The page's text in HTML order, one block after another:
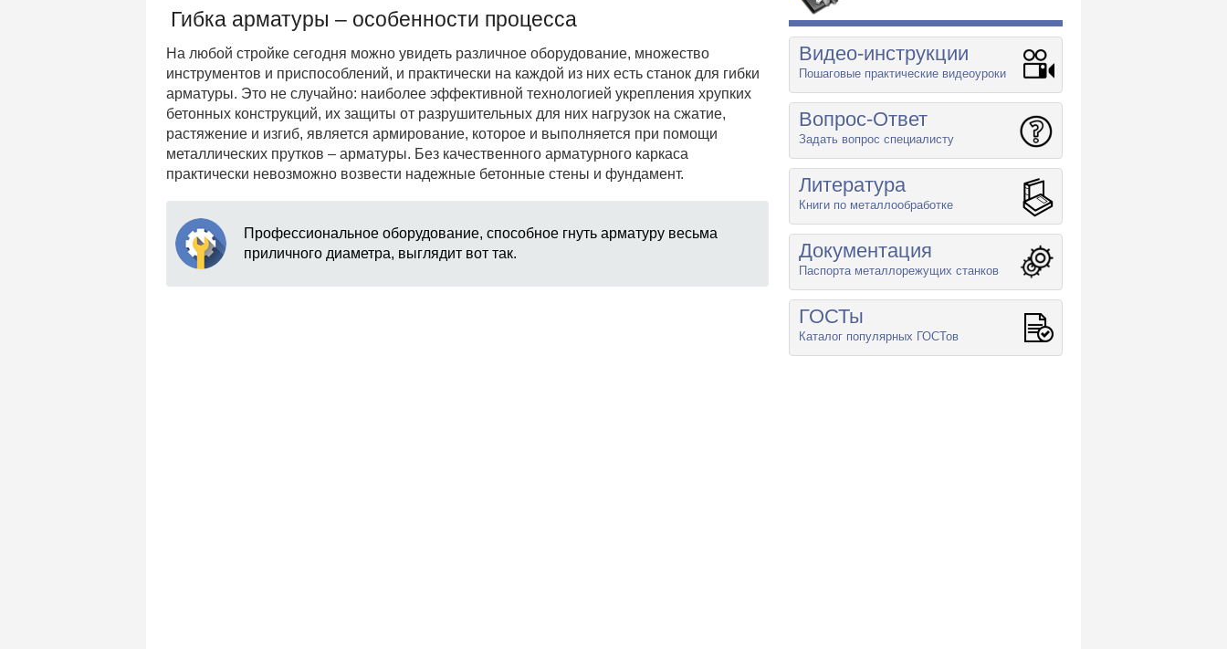
Гибка арматуры – особенности процесса
На любой стройке сегодня можно увидеть различное оборудование, множество
инструментов и приспособлений, и практически на каждой из них есть станок для гибки
арматуры. Это не случайно: наиболее эффективной технологией укрепления хрупких
бетонных конструкций, их защиты от разрушительных для них нагрузок на сжатие,
растяжение и изгиб, является армирование, которое и выполняется при помощи
металлических прутков – арматуры. Без качественного арматурного каркаса
практически невозможно возвести надежные бетонные стены и фундамент.
Профессиональное оборудование, способное гнуть арматуру весьма
приличного диаметра, выглядит вот так.
Видео-инструкции
Пошаговые практические видеоуроки
Вопрос-Ответ
Задать вопрос специалисту
Литература
Книги по металлообработке
Документация
Паспорта металлорежущих станков
ГОСТы
Каталог популярных ГОСТов